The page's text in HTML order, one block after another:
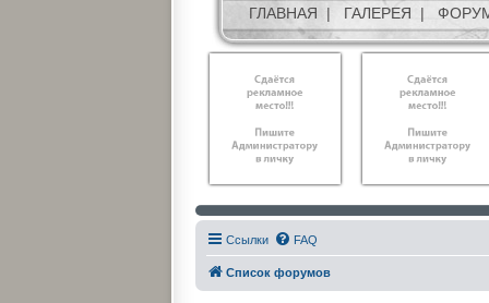
ГЛАВНАЯ | ГАЛЕРЕЯ |
Ссылки FAQ
Список форумов